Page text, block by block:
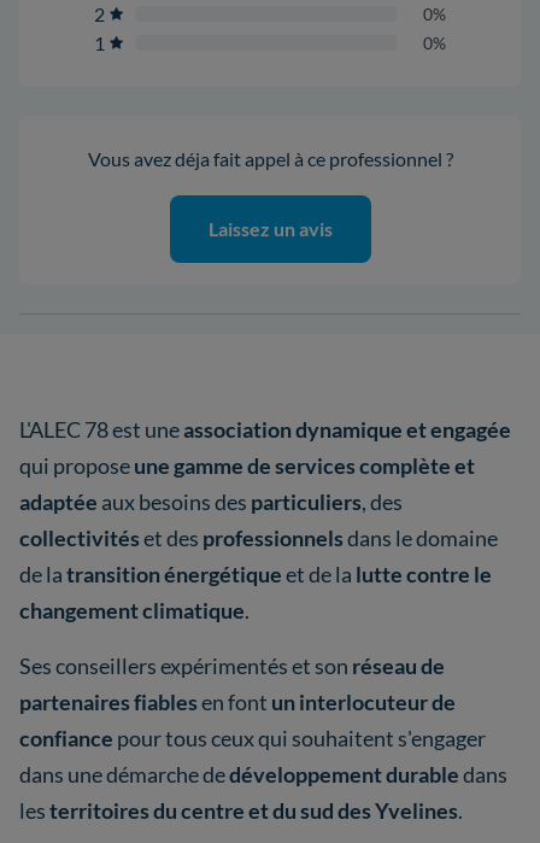
2 0%
1 0%
Vous avez déja fait appel à ce professionnel ?
Laissez un avis
L'ALEC 78 est uneassociation dynamique et engagée
qui proposeune gamme de services complète et
adaptée aux besoins des particuliers, des
collectivitéset des professionnelsdans le domaine
de latransition énergétiqueet de la lutte contre le
changement climatique.
Ses conseillers expérimentés et son réseau de
partenaires fiablesen font un interlocuteur de
confiance pour tous ceux qui souhaitent s'engager
dans une démarche dedéveloppement durabledans
lesterritoires du centre et du sud des Yvelines.